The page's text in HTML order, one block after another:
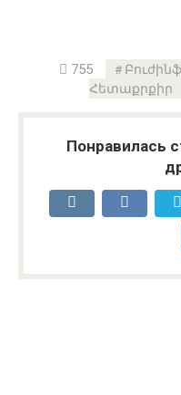
755
Հետաքրքիր
Понравилась